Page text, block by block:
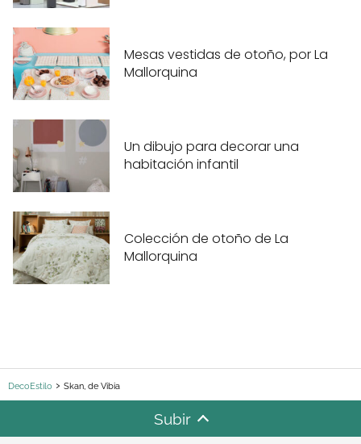
Mesas vestidas de otoño, por La
Mallorquina
Un dibujo para decorar una
habitación infantil
Colección de otoño de La
Mallorquina
DecoEstilo Skan, de Vibia
Subir